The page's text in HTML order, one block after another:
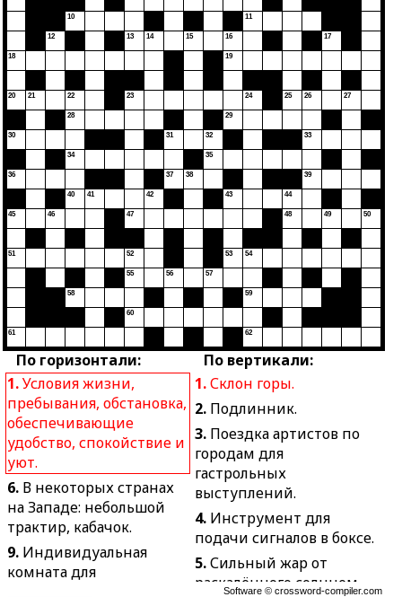
По горизонтали:
1.Условия жизни,
пребывания, обстановка,
обеспечивающие
удобство, спокойствие и
уют.
6. В некоторых странах
на Западе: небольшой
трактир, кабачок.
9. Индивидуальная
комната для
По вертикали:
1.Склон горы.
2. Подлинник.
3. Поездка артистов по
городам для
гастрольных
выступлений.
4. Инструмент для
подачи сигналов в боксе.
5.Сильный жар от
раскалённого солнцем
18
20
30
36
45
51
61
21
12
46
10
22
28
34
40
58
41
13
23
47
52
55
60
14
42
31
37
56
15
38
32
35
57
16
19
29
43
53
11
24
54
59
62
25
44
48
26
33
39
17
49
27
50
Software ©crossword-compiler.com